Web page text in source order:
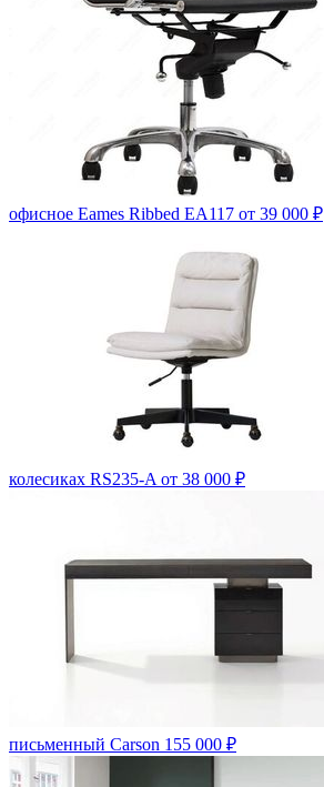
офисное Eames Ribbed EA117 от 39 000 ₽
колесиках RS235-A от 38 000 ₽
письменный Carson 155 000 ₽